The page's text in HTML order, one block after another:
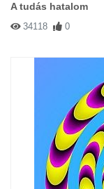
A tudás hatalom
34118 0